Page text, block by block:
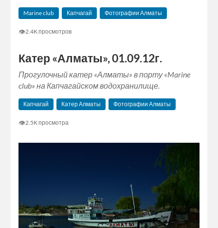
Marine club Капчагай Фотографии Алматы
👁2.4K просмотров
Катер «Алматы», 01.09.12г.
Прогулочный катер «Алматы» в порту «Marine
club» на Капчагайском водохранилище.
Капчагай Катер Алматы Фотографии Алматы
👁2.5K просмотра